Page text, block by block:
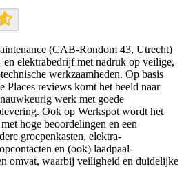
(CAB-Rondom 43, Utrecht)
en elektrabedrijf met nadruk op veilige,
werkzaamheden. Op basis
Places reviews komt het beeld naar
werk met goede
Ook op Werkspot wordt het
hoge beoordelingen en een
groepenkasten, elektra-
en (ook) laadpaal-
omvat, waarbij veiligheid en duidelijke